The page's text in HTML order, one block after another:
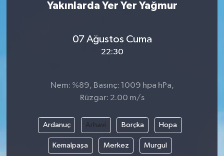
Yakınlarda Yer Yer Yağmur
07 Ağustos Cuma
22:30
Nem: %89, Basınç: 1009 hpa hPa,
Rüzgar: 2.00 m/s
Ardanuç Arhavi Borçka Hopa
Kemalpaşa Merkez Murgul
Gizlilik Sözleşmesi